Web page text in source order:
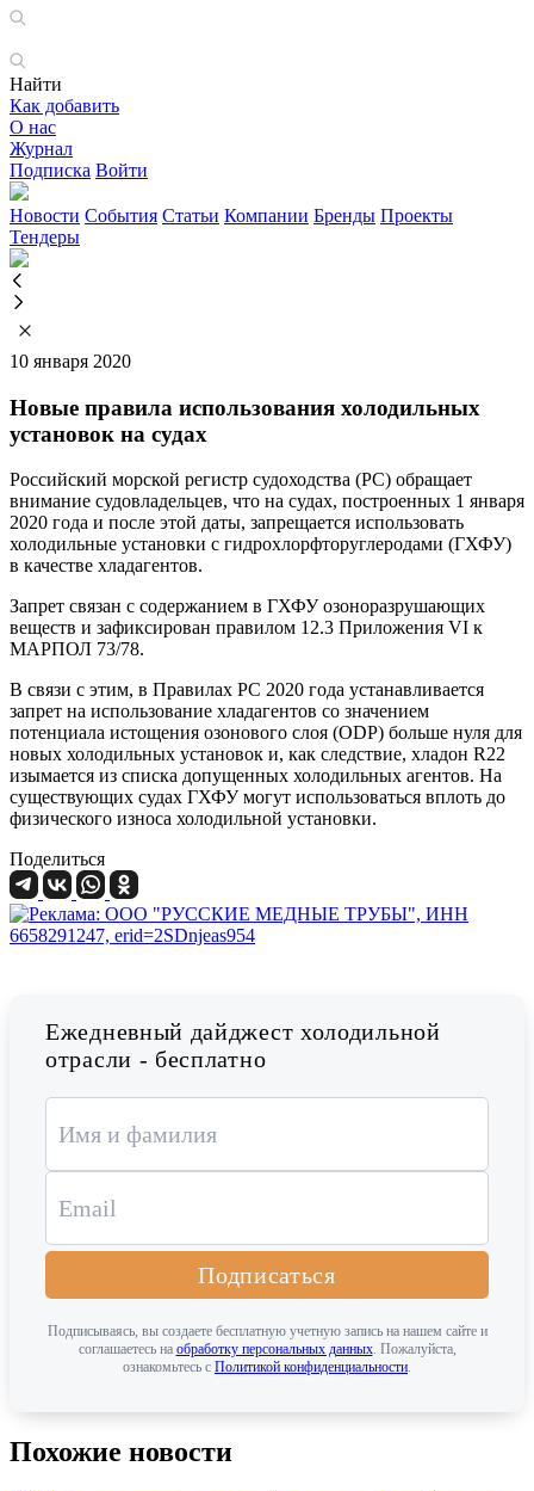
Найти
Как добавить
О нас
Журнал
Подписка Войти
Новости События Статьи Компании Бренды Проекты
Тендеры
10 января 2020
Новые правила использования холодильных
установок на судах
Российский морской регистр судоходства (РС) обращает
внимание судовладельцев, что на судах, построенных 1 января
2020 года и после этой даты, запрещается использовать
холодильные установки с гидрохлорфторуглеродами (ГХФУ)
в качестве хладагентов.
Запрет связан с содержанием в ГХФУ озоноразрушающих
веществ и зафиксирован правилом 12.3 Приложения VI к
МАРПОЛ 73/78.
В связи с этим, в Правилах РС 2020 года устанавливается
запрет на использование хладагентов со значением
потенциала истощения озонового слоя (ODP) больше нуля для
новых холодильных установок и, как следствие, хладон R22
изымается из списка допущенных холодильных агентов. На
существующих судах ГХФУ могут использоваться вплоть до
физического износа холодильной установки.
Поделиться
Ежедневный дайджест холодильной
отрасли - бесплатно
Подписаться
Подписываясь, вы создаете бесплатную учетную запись на нашем сайте и
соглашаетесь на обработку персональных данных. Пожалуйста,
ознакомьтесь с Политикой конфиденциальности.
Похожие новости